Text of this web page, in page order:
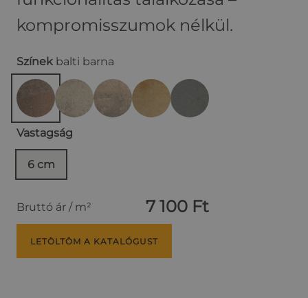
kompromisszumok nélkül.
Színek balti barna
Vastagság
6 cm
Bruttó ár / m² 7 100 Ft
LETÖLTÖM A KATALÓGUST